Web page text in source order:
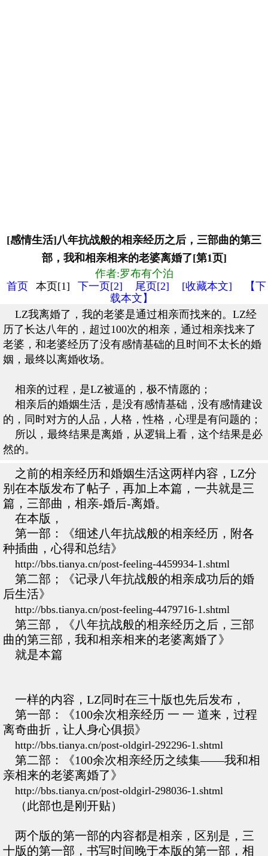
[感情生活]八年抗战般的相亲经历之后，三部曲的第三
部，我和相亲相来的老婆离婚了[第1页]
作者:罗布有个泊
首页
本页[1] 下一页[2] 尾页[2] [收藏本文]
【下
载本文】
LZ我离婚了，我的老婆是通过相亲而找来的。LZ经
历了长达八年的，超过100次的相亲，通过相亲找来了
老婆，和老婆经历了没有感情基础的且时间不太长的婚
姻，最终以离婚收场。
相亲的过程，是LZ被逼的，极不情愿的；
相亲后的婚姻生活，是没有感情基础，没有感情建设
的，同时对方的人品，人格，性格，心理是有问题的；
所以，最终结果是离婚，从逻辑上看，这个结果是必
然的。
之前的相亲经历和婚姻生活这两样内容，LZ分
别在本版发布了帖子，再加上本篇，一共就是三
篇，三部曲，相亲-婚后-离婚。
在本版，
第一部：《细述八年抗战般的相亲经历，附各
种插曲，心得和总结》
http://bbs.tianya.cn/post-feeling-4459934-1.shtml
第二部；《记录八年抗战般的相亲成功后的婚
后生活》
http://bbs.tianya.cn/post-feeling-4479716-1.shtml
第三部，《八年抗战般的相亲经历之后，三部
曲的第三部，我和相亲相来的老婆离婚了》
就是本篇
一样的内容，LZ同时在三十版也先后发布，
第一部：《100余次相亲经历 一 一 道来，过程
离奇曲折，让人身心俱损》
http://bbs.tianya.cn/post-oldgirl-292296-1.shtml
第二部：《100余次相亲经历之续集——我和相
亲相来的老婆离婚了》
http://bbs.tianya.cn/post-oldgirl-298036-1.shtml
（此部也是刚开贴）
两个版的第一部的内容都是相亲，区别是，三
十版的第一部，书写时间晚于本版的第一部，相